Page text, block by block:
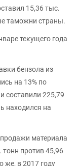
15,36 тыс.
таможни страны.
текущего года
бензола из
на 13% по
составили 225,79
находился на
материала
тонн против 45,96
же, в 2017 году